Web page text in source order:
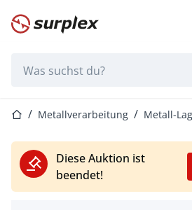
Startseite
StartseiteMetallverarbeitung Metall-
Diese Auktion ist
beendet!